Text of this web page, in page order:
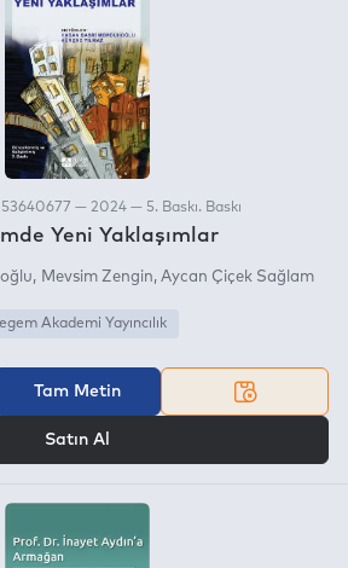
— 2024 — 5. Baskı. Baskı
Yeni Yaklaşımlar
Mevsim Zengin Aycan Çiçek Sağlam
Akademi Yayıncılık
Tam Metin
Satın Al